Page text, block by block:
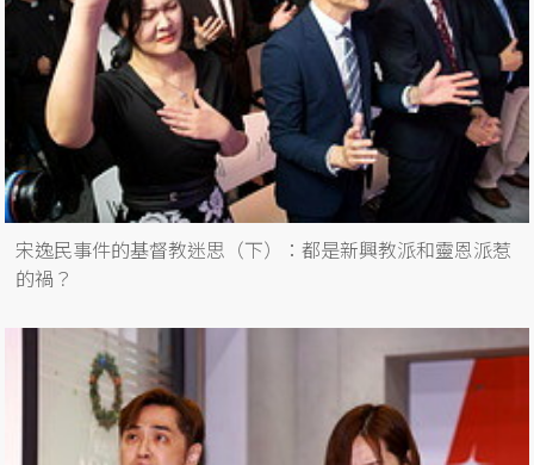
宋逸民事件的基督教迷思（下）：都是新興教派和靈恩派惹
的禍？